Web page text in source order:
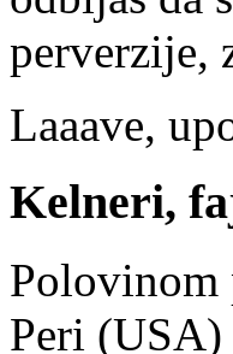
perverzije,
Laaave,
Kelneri,
Polovinom
Peri (USA)